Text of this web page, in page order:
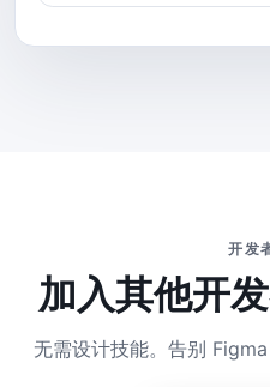
开发
加入其他开
无需设计技能。告别